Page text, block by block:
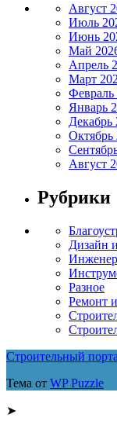
Август
Июль
Июнь
Май
Апрель
Март
Февраль
Январь
Декабрь
Октябрь
Август
Рубрики
Дизайн
Разное
Ремонт
Строительный
Тема от WP Puzzle
➤